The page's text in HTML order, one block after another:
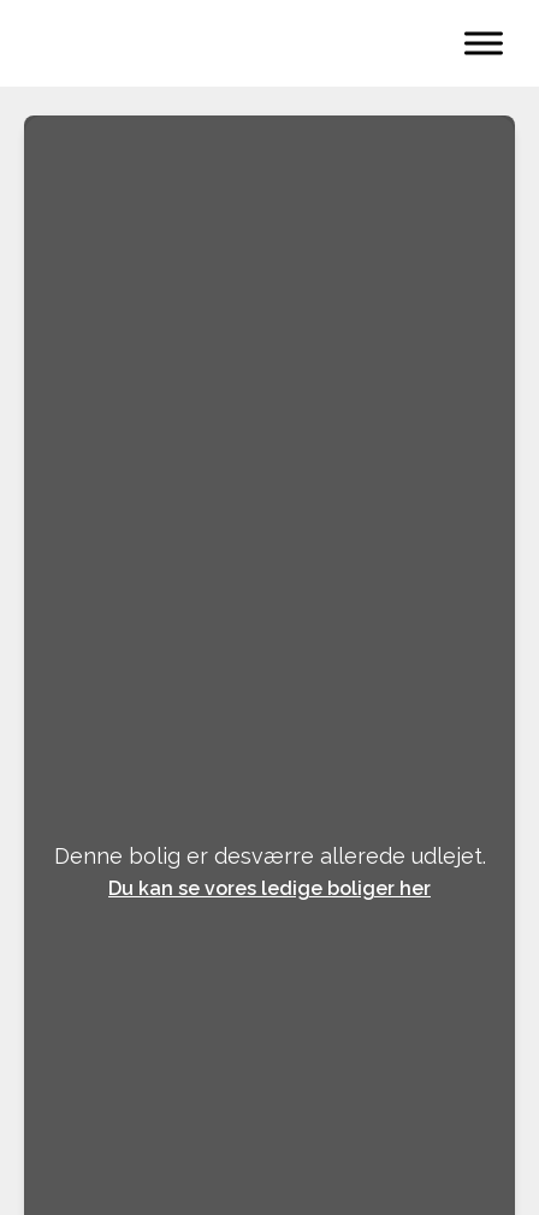
Denne bolig er desværre allerede udlejet.
Du kan se vores ledige boliger her